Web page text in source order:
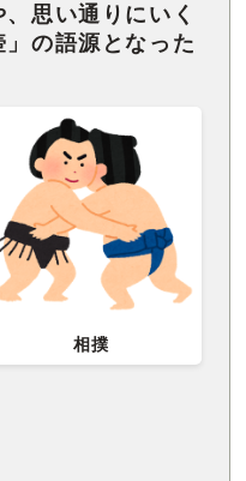
思い通りにいく
の語源となった
相撲